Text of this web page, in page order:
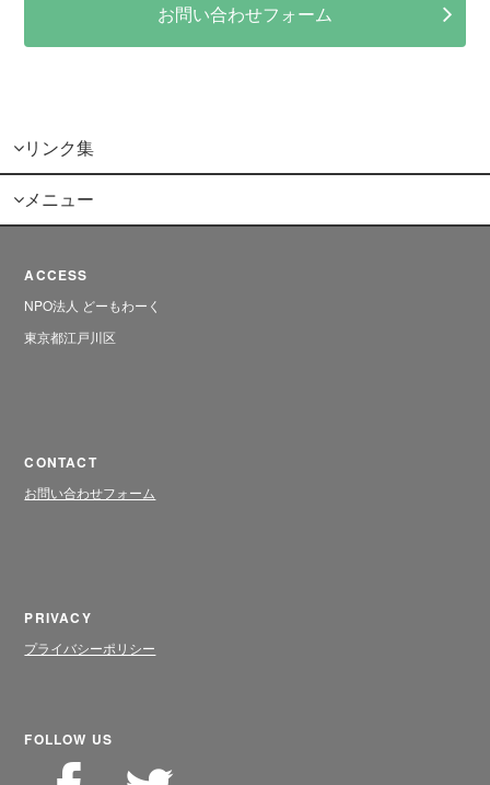
お問い合わせフォーム
リンク集
メニュー
ACCESS
NPO法人 どーもわーく
東京都江戸川区
CONTACT
お問い合わせフォーム
PRIVACY
プライバシーポリシー
FOLLOW US